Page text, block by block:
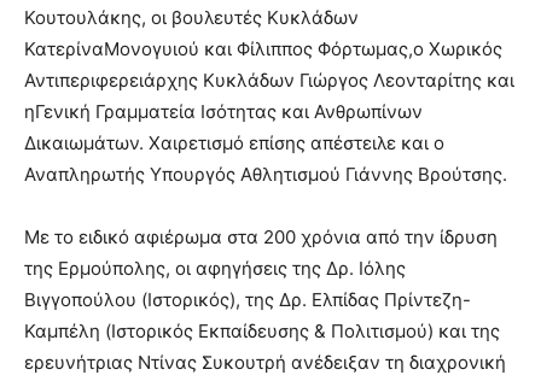
Κουτουλάκης, οι βουλευτές Κυκλάδων
ΚατερίναΜονογυιού και Φίλιππος Φόρτωμας,ο Χωρικός
Αντιπεριφερειάρχης Κυκλάδων Γιώργος Λεονταρίτης και
ηΓενική Γραμματεία Ισότητας και Ανθρωπίνων
Δικαιωμάτων. Χαιρετισμό επίσης απέστειλε και ο
Αναπληρωτής Υπουργός Αθλητισμού Γιάννης Βρούτσης.
Με το ειδικό αφιέρωμα στα 200 χρόνια από την ίδρυση
της Ερμούπολης, οι αφηγήσεις της Δρ. Ιόλης
Βιγγοπούλου (Ιστορικός), της Δρ. Ελπίδας Πρίντεζη-
Καμπέλη (Ιστορικός Εκπαίδευσης & Πολιτισμού) και της
ερευνήτριας Ντίνας Συκουτρή ανέδειξαν τη διαχρονική